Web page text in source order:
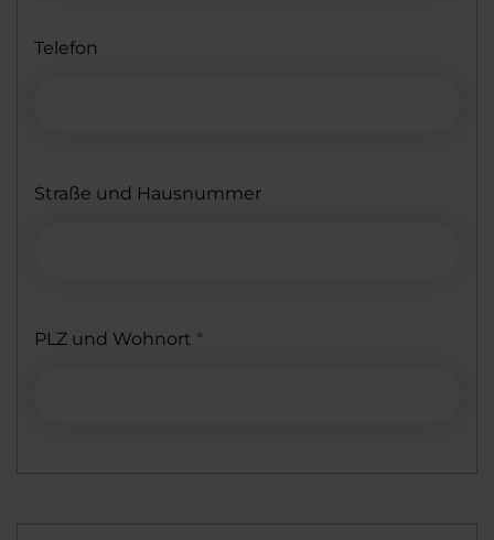
Telefon
Straße und Hausnummer
PLZ und Wohnort *